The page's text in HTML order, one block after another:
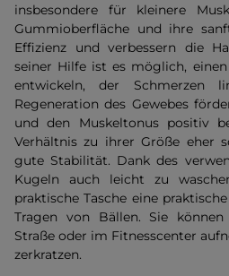
insbesondere für kleinere
Gummioberfläche und ihre
Effizienz und verbessern die
seiner Hilfe ist es möglich,
entwickeln, der Schmerzen
Regeneration des Gewebes
und den Muskeltonus positiv
Verhältnis zu ihrer Größe eher
gute Stabilität. Dank des
Kugeln auch leicht zu
praktische Tasche eine
Tragen von Bällen. Sie
Straße oder im Fitnesscenter
zerkratzen.